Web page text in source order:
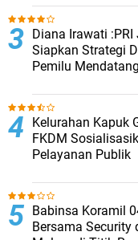
Diana Irawati
Siapkan Strategi
Pemilu
Kelurahan Kapuk
FKDM
Pelayanan Publik
Babinsa Koramil
Bersama Security